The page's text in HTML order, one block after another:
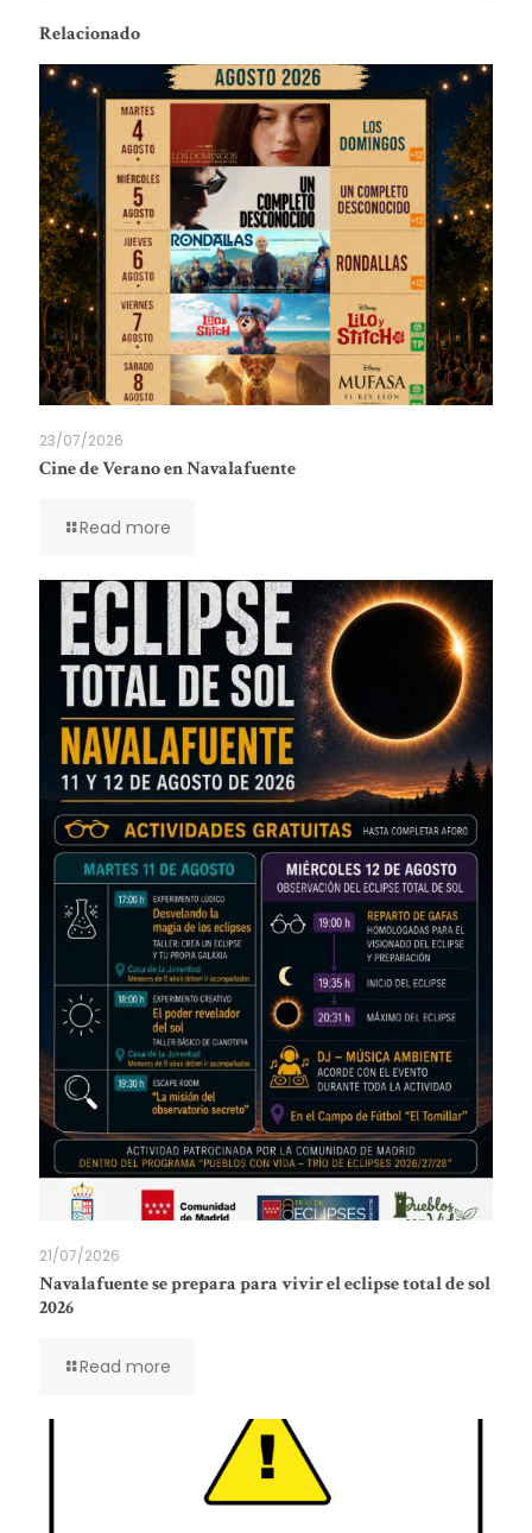
Relacionado
23/07/2026
Cine de Verano en Navalafuente
Read more
21/07/2026
Navalafuente se prepara para vivir el eclipse total de sol
2026
Read more